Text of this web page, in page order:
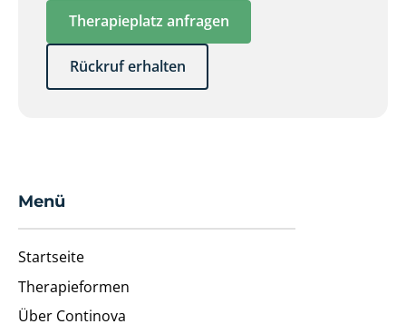
Therapieplatz anfragen
Rückruf erhalten
Menü
Startseite
Therapieformen
Über Continova